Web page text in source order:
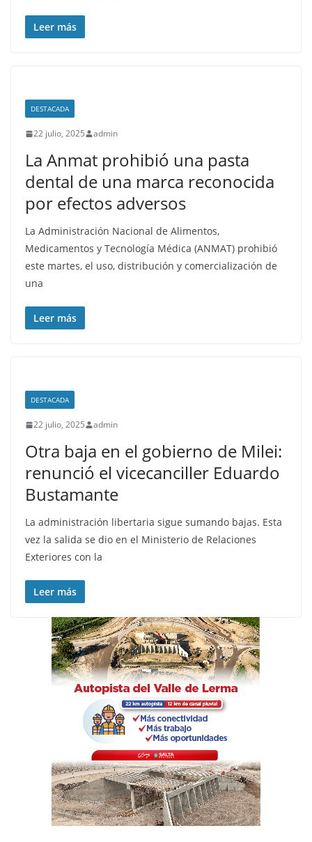
Leer más
DESTACADA
22 julio, 2025 admin
La Anmat prohibió una pasta
dental de una marca reconocida
por efectos adversos
La Administración Nacional de Alimentos,
Medicamentos y Tecnología Médica (ANMAT) prohibió
este martes, el uso, distribución y comercialización de
una
Leer más
DESTACADA
22 julio, 2025 admin
Otra baja en el gobierno de Milei:
renunció el vicecanciller Eduardo
Bustamante
La administración libertaria sigue sumando bajas. Esta
vez la salida se dio en el Ministerio de Relaciones
Exteriores con la
Leer más